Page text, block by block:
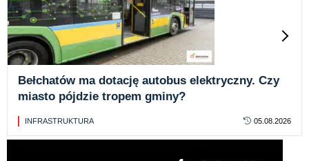
Bełchatów ma dotację autobus elektryczny. Czy
miasto pójdzie tropem gminy?
INFRASTRUKTURA 05.08.2026